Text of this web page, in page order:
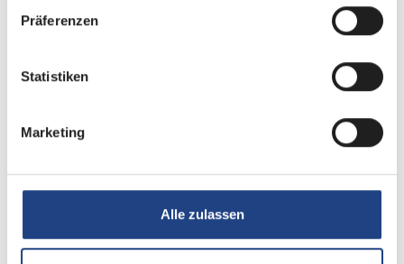
Präferenzen
Statistiken
Marketing
Alle zulassen